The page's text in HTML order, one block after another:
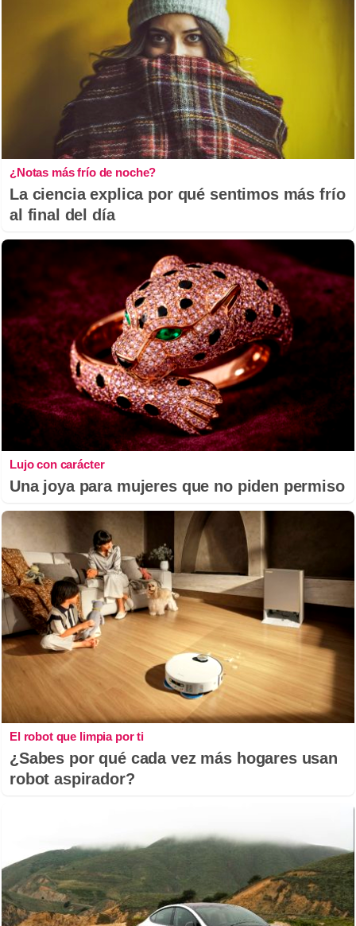
¿Notas más frío de noche?
La ciencia explica por qué sentimos más frío
al final del día
Lujo con carácter
Una joya para mujeres que no piden permiso
El robot que limpia por ti
¿Sabes por qué cada vez más hogares usan
robot aspirador?